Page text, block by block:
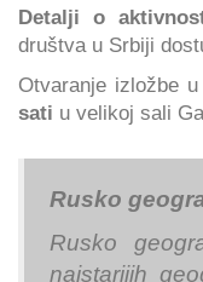
Detalji o
društva u Srbiji
Otvaranje izložbe
sati u velikoj sali
Rusko
Rusko
najstarijih